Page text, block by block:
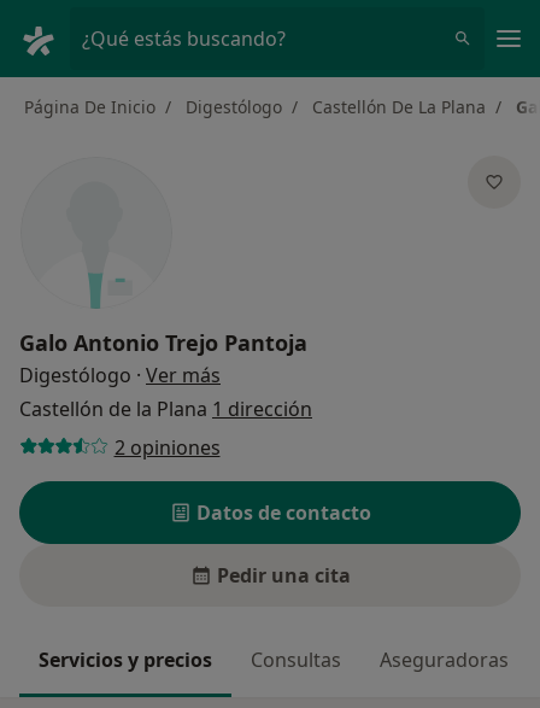
¿Qué estás buscando?
Página De Inicio Digestólogo Castellón De La Plana
Galo Antonio Trejo Pantoja
Digestólogo · Ver más
Castellón de la Plana 1 dirección
2 opiniones
Datos de contacto
Pedir una cita
Servicios y precios Consultas Aseguradoras